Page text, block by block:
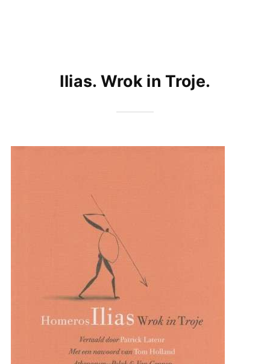
Ilias. Wrok in Troje.